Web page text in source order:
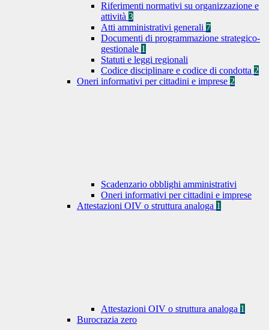
Riferimenti normativi su organizzazione e
attività 3
Atti amministrativi generali 7
Documenti di programmazione strategico-
gestionale 1
Statuti e leggi regionali
Codice disciplinare e codice di condotta 2
Oneri informativi per cittadini e imprese 2
Scadenzario obblighi amministrativi
Oneri informativi per cittadini e imprese
Attestazioni OIV o struttura analoga 1
Attestazioni OIV o struttura analoga 1
Burocrazia zero